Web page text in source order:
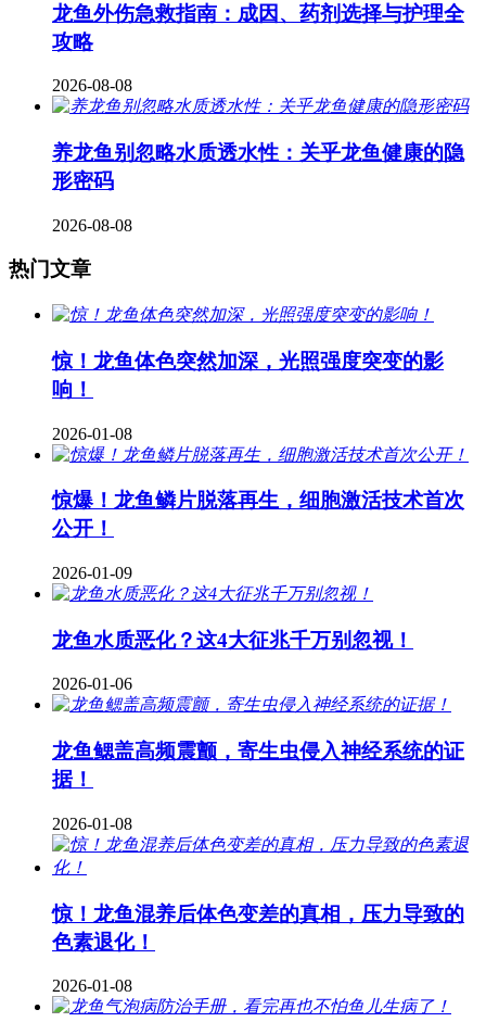
龙鱼外伤急救指南：成因、药剂选择与护理全
攻略
2026-08-08
养龙鱼别忽略水质透水性：关乎龙鱼健康的隐
形密码
2026-08-08
热门文章
惊！龙鱼体色突然加深，光照强度突变的影
响！
2026-01-08
惊爆！龙鱼鳞片脱落再生，细胞激活技术首次
公开！
2026-01-09
龙鱼水质恶化？这4大征兆千万别忽视！
2026-01-06
龙鱼鳃盖高频震颤，寄生虫侵入神经系统的证
据！
2026-01-08
惊！龙鱼混养后体色变差的真相，压力导致的
色素退化！
2026-01-08